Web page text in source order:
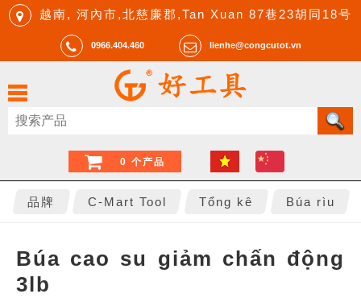
越南, 河內市,北慈廉郡,Tan Xuan 87巷23胡同18号
0966.404.460 lienhe@congcutot.vn
0 个产品
品牌 C-Mart Tool Tổng kê Búa rìu
Búa cao su giảm chấn động
3lb